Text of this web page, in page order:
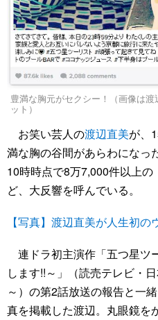
豊満な胸元がセクシー！（画像は
ット）
お笑い芸人の渡辺直美が、
満な胸の谷間があらわになっ
10時時点で8万7,000件以上
ど、大反響を呼んでいる。
【写真】渡辺直美が人生初
連ドラ初主演作「五つ星ツ
します!!～」（読売テレビ・
～）の第2話放送の報告と一
真を掲載した渡辺。丸眼鏡を